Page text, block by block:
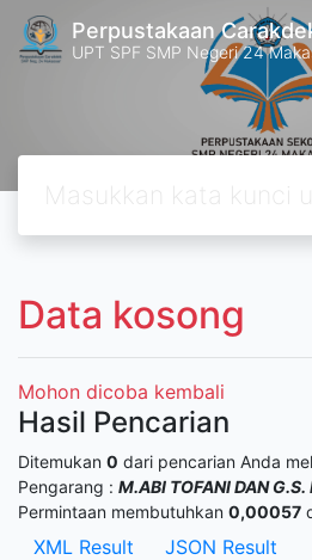
Perpustakaan
UPT SPF SMP Negeri 24
Data kosong
Mohon dicoba kembali
Hasil Pencarian
Ditemukan 0 dari pencarian Anda
Pengarang : M.ABI TOFANI DAN G.S.
Permintaan membutuhkan 0,00057
XML Result JSON Result